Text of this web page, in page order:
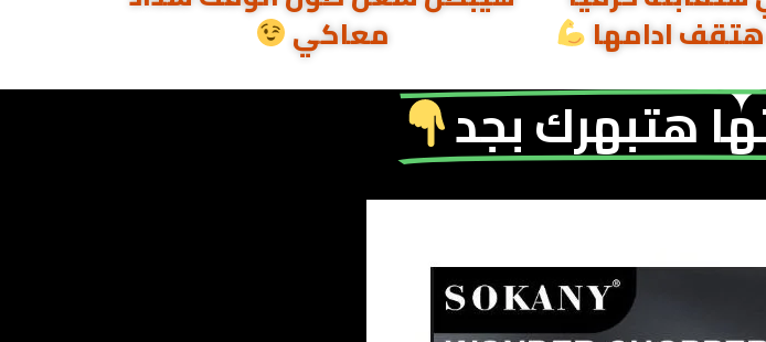
ادامها معاكي
هتبهرك بجد